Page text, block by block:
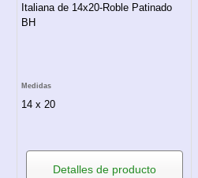
Italiana de 14x20-Roble Patinado
BH
Medidas
14 x 20
Detalles de producto